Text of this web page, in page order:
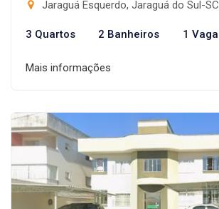
Jaraguá Esquerdo, Jaraguá do Sul-SC
3 Quartos 2 Banheiros 1 Vaga
Mais informações